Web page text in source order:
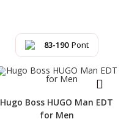
83-190 Pont
Hugo Boss HUGO Man EDT
for Men